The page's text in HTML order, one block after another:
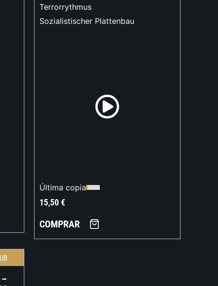
Terrorrythmus
Sozialistischer Plattenbau
Última copia
15,50€
COMPRAR